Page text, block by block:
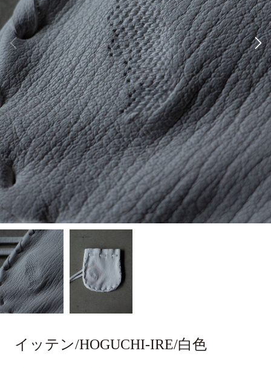
イッテン/HOGUCHI-IRE/白色